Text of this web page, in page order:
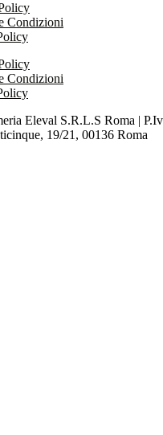
Condizioni
Condizioni
Eleval S.R.L.S Roma |
19/21, 00136 Roma